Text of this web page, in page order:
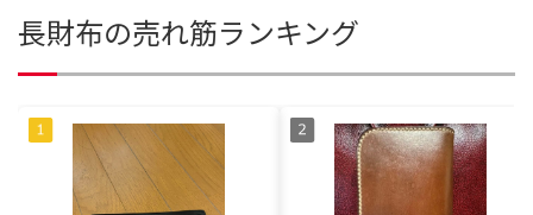
長財布の売れ筋ランキング